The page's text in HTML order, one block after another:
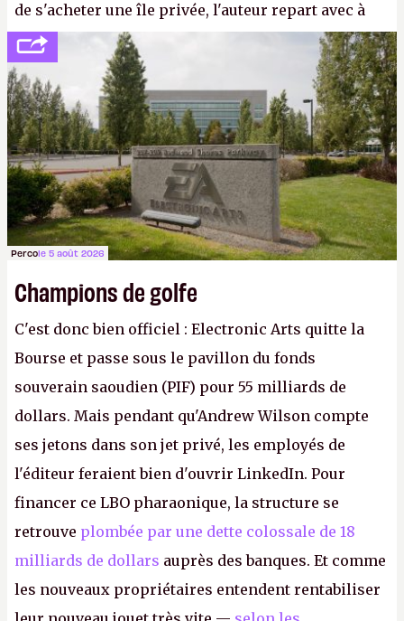
de s'acheter une île privée, l'auteur repart avec à
peine 2 000 dollars en poche. C'est toujours plus
cher payé que le temps passé à dev, mais ça
apprendra aux petits malins qu'on ne braque pas
Gabe Newell aussi facilement.P.
Percole 5 août 2026
Champions de golfe
C'est donc bien officiel : Electronic Arts quitte la
Bourse et passe sous le pavillon du fonds
souverain saoudien (PIF) pour 55 milliards de
dollars. Mais pendant qu'Andrew Wilson compte
ses jetons dans son jet privé, les employés de
l'éditeur feraient bien d'ouvrir LinkedIn. Pour
financer ce LBO pharaonique, la structure se
retrouve plombée par une dette colossale de 18
milliards de dollars auprès des banques. Et comme
les nouveaux propriétaires entendent rentabiliser